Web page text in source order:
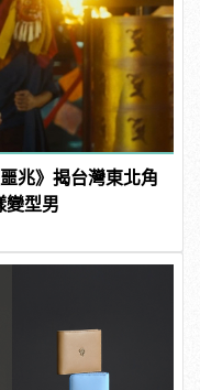
兆》揭台灣東北角
變型男